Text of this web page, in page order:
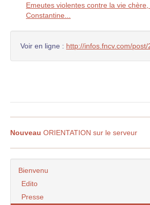
Emeutes violentes contre la vie chère,
Constantine...
Voir en ligne : http://infos.fncv.com/post/
Nouveau ORIENTATION sur le serveur
Bienvenu
Edito
Presse